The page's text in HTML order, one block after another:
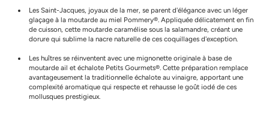
Les Saint-Jacques, joyaux de la mer, se parent d'élégance avec un léger
glaçage à la moutarde au miel Pommery®. Appliquée délicatement en fin
de cuisson, cette moutarde caramélise sous la salamandre, créant une
dorure qui sublime la nacre naturelle de ces coquillages d'exception.
Les huîtres se réinventent avec une mignonette originale à base de
moutarde ail et échalote Petits Gourmets®. Cette préparation remplace
avantageusement la traditionnelle échalote au vinaigre, apportant une
complexité aromatique qui respecte et rehausse le goût iodé de ces
mollusques prestigieux.